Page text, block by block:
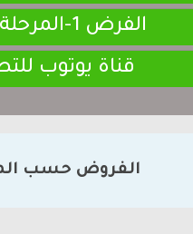
الفرض 1-المرحلة الأولى
قناة يوتوب
الفروض حسب